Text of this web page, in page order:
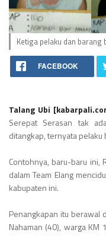
Ketiga pelaku dan barang
FACEBOOK
Talang Ubi
Serepat Serasan tak
ditangkap, ternyata pelaku
Contohnya, baru-baru ini,
dalam Team Elang
kabupaten ini.
Penangkapan itu berawal
Nahaman (40), warga KM